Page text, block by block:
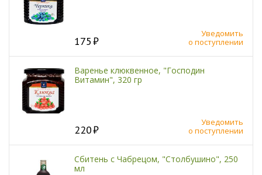
175
Уведомить
о поступлении
Варенье клюквенное, "Господин
Витамин", 320 гр
220
Уведомить
о поступлении
Сбитень с Чабрецом, "Столбушино", 250
мл